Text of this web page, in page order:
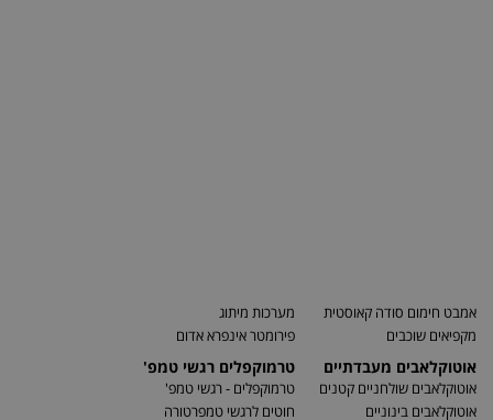
אמבט חימום סודה קאוסטית
מקפיאים שוכבים
אוטוקלאבים מעבדתיים
אוטוקלאבים שולחניים קטנים
אוטוקלאבים בינוניים
מערכות מיתוג
פירומטר אינפרא אדום
טרמוקפלים רגשי טמפ'
טרמוקפלים - רגשי טמפ'
חוטים לרגשי טמפרטורה